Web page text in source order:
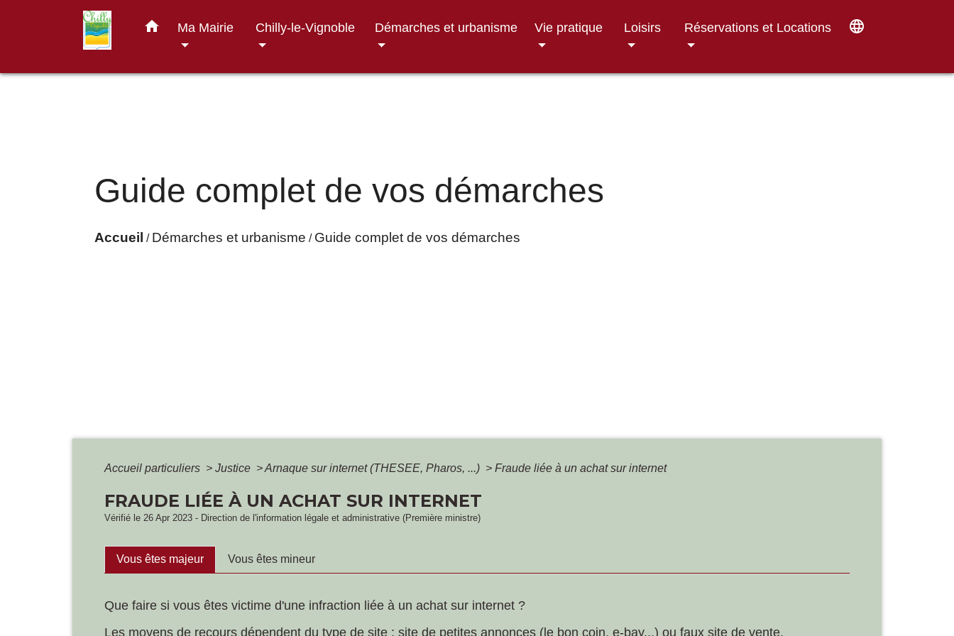
home Ma Mairie Chilly-le-Vignoble Démarches et urbanisme Vie pratique Loisirs Réservations et Locations language
Guide complet de vos démarches
Accueil / Démarches et urbanisme / Guide complet de vos démarches
Accueil particuliers > Justice >Arnaque sur internet (THESEE, Pharos, ...) > Fraude liée à un achat sur internet
FRAUDE LIÉE À UN ACHAT SUR INTERNET
Vérifié le 26 Apr 2023 - Direction de l'information légale et administrative (Première ministre)
Vous êtes majeur Vous êtes mineur
Que faire si vous êtes victime d'une infraction liée à un achat sur internet ?
Les moyens de recours dépendent du type de site : site de petites annonces (le bon coin, e-bay...) ou faux site de vente.